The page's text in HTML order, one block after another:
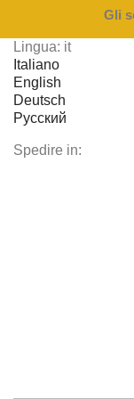
Gli
Lingua: it
Italiano
English
Deutsch
Русский
Spedire in: